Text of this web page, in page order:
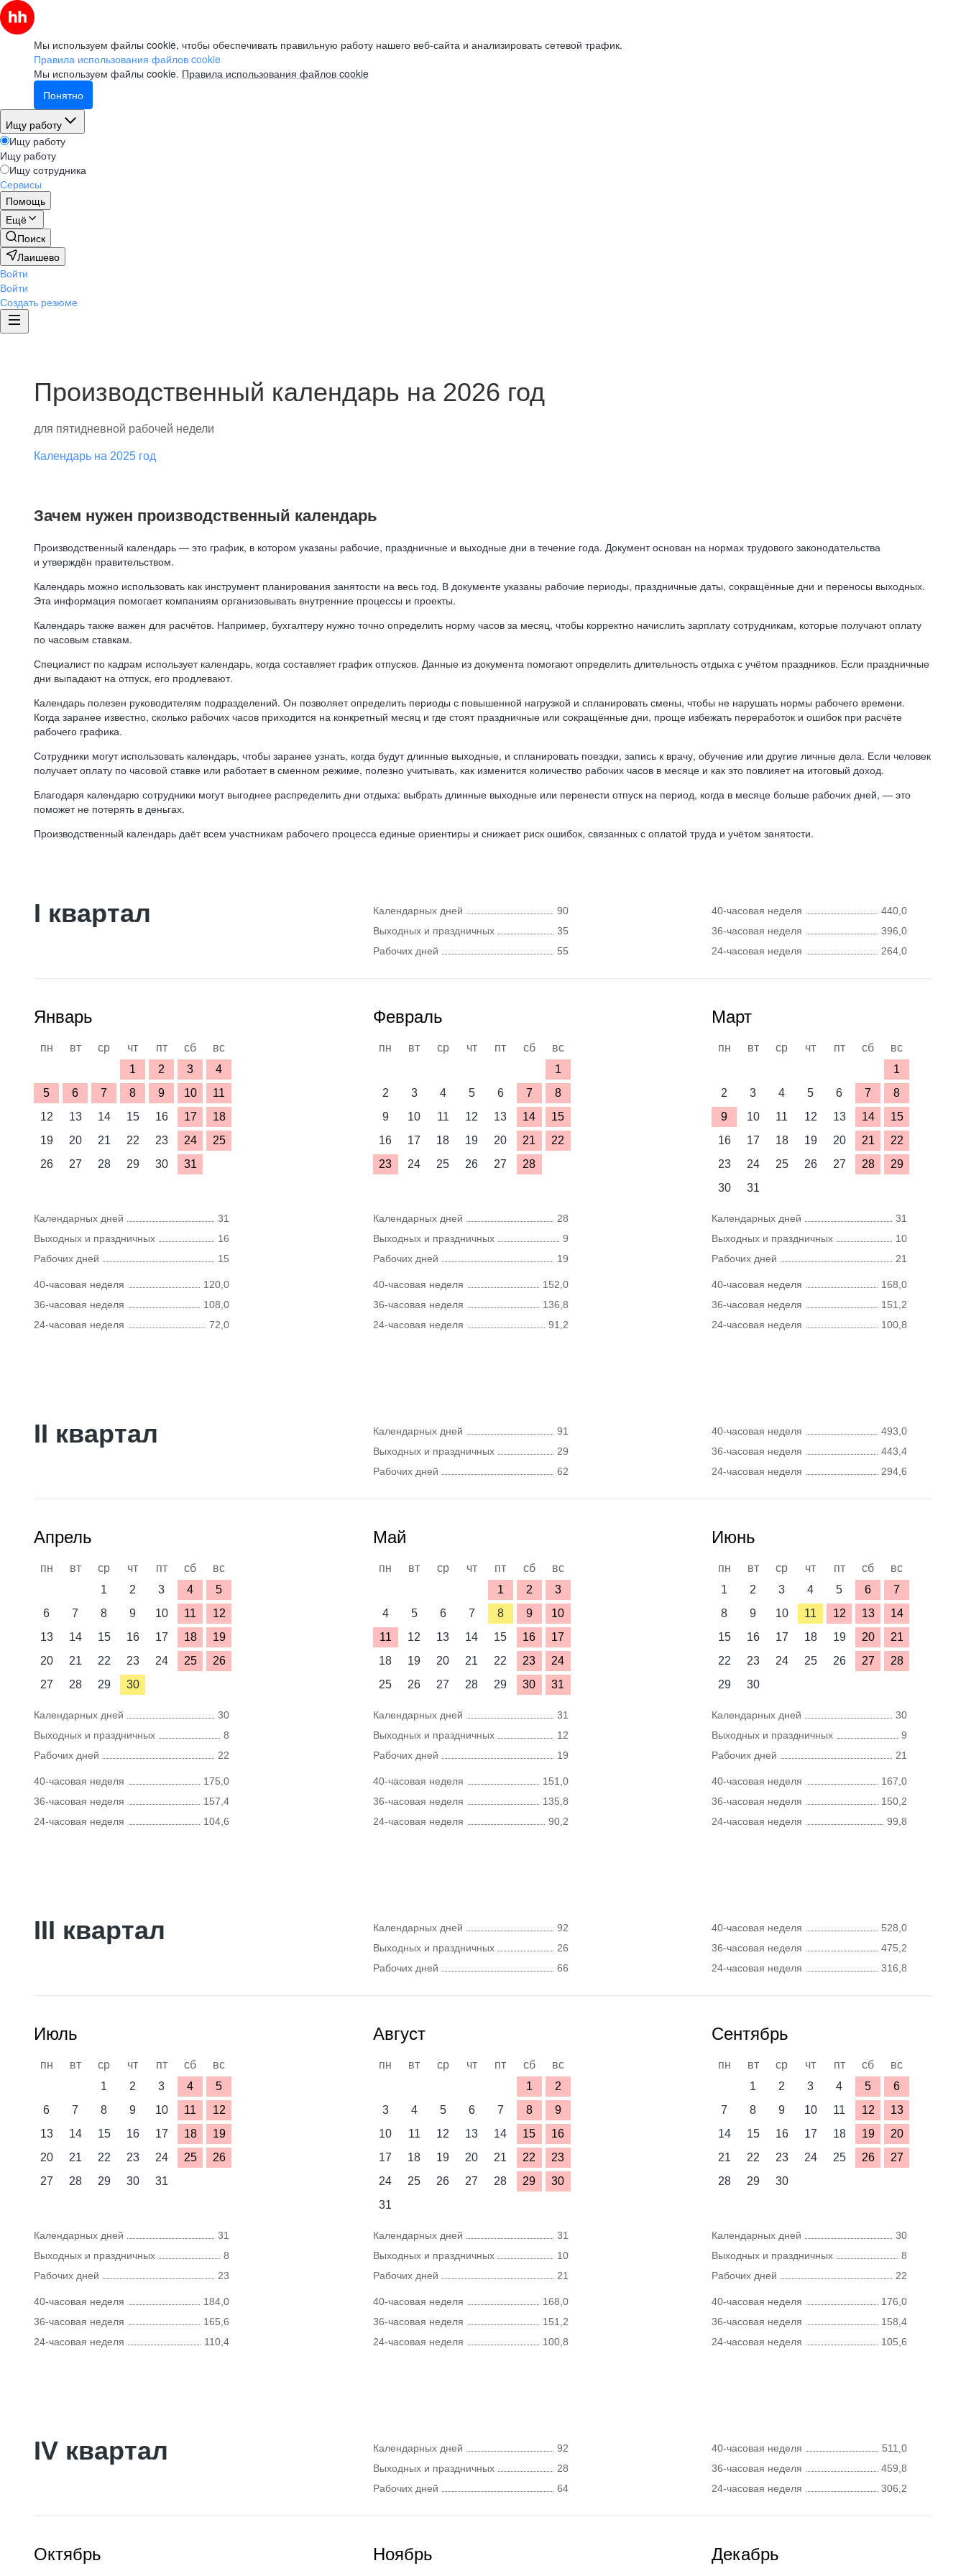
Мы используем файлы cookie, чтобы обеспечивать правильную работу нашего веб-сайта и анализировать сетевой трафик.
Правила использования файлов cookie
Мы используем файлы cookie. Правила использования файлов cookie
Понятно
Ищу работу
Ищу работу
Ищу работу
Ищу сотрудника
Сервисы
Помощь
Ещё
Поиск
Лаишево
Войти
Войти
Создать резюме
Производственный календарь на 2026 год
для пятидневной рабочей недели
Календарь на 2025 год
Зачем нужен производственный календарь
Производственный календарь — это график, в котором указаны рабочие, праздничные и выходные дни в течение года. Документ основан на нормах трудового законодательства
и утверждён правительством.
Календарь можно использовать как инструмент планирования занятости на весь год. В документе указаны рабочие периоды, праздничные даты, сокращённые дни и переносы выходных.
Эта информация помогает компаниям организовывать внутренние процессы и проекты.
Календарь также важен для расчётов. Например, бухгалтеру нужно точно определить норму часов за месяц, чтобы корректно начислить зарплату сотрудникам, которые получают оплату
по часовым ставкам.
Специалист по кадрам использует календарь, когда составляет график отпусков. Данные из документа помогают определить длительность отдыха с учётом праздников. Если праздничные
дни выпадают на отпуск, его продлевают.
Календарь полезен руководителям подразделений. Он позволяет определить периоды с повышенной нагрузкой и спланировать смены, чтобы не нарушать нормы рабочего времени.
Когда заранее известно, сколько рабочих часов приходится на конкретный месяц и где стоят праздничные или сокращённые дни, проще избежать переработок и ошибок при расчёте
рабочего графика.
Сотрудники могут использовать календарь, чтобы заранее узнать, когда будут длинные выходные, и спланировать поездки, запись к врачу, обучение или другие личные дела. Если человек
получает оплату по часовой ставке или работает в сменном режиме, полезно учитывать, как изменится количество рабочих часов в месяце и как это повлияет на итоговый доход.
Благодаря календарю сотрудники могут выгоднее распределить дни отдыха: выбрать длинные выходные или перенести отпуск на период, когда в месяце больше рабочих дней, — это
поможет не потерять в деньгах.
Производственный календарь даёт всем участникам рабочего процесса единые ориентиры и снижает риск ошибок, связанных с оплатой труда и учётом занятости.
I квартал Календарных дней
90
Выходных и праздничных
35
Рабочих дней
55
40-часовая неделя
440,0
36-часовая неделя
396,0
24-часовая неделя
264,0
Январь
пн вт ср чт пт сб
вс
1
2 3
4
5
6 7 8 9 10
11
12
13 14 15 16 17
18
19
20 21 22 23 24
25
26
27 28 29 30 31
Календарных дней
31
Выходных и праздничных
16
Рабочих дней
15
40-часовая неделя
120,0
36-часовая неделя
108,0
24-часовая неделя
72,0
Февраль
пн вт ср чт пт сб
вс
1
2
3 4 5 6 7
8
9
10 11 12 13 14
15
16
17 18 19 20 21
22
23
24 25 26 27 28
Календарных дней
28
Выходных и праздничных
9
Рабочих дней
19
40-часовая неделя
152,0
36-часовая неделя
136,8
24-часовая неделя
91,2
Март
пн вт ср чт пт сб
вс
1
2
3 4 5 6 7
8
9
10 11 12 13 14
15
16
17 18 19 20 21
22
23
24 25 26 27 28
29
30
31
Календарных дней
31
Выходных и праздничных
10
Рабочих дней
21
40-часовая неделя
168,0
36-часовая неделя
151,2
24-часовая неделя
100,8
II квартал Календарных дней
91
Выходных и праздничных
29
Рабочих дней
62
40-часовая неделя
493,0
36-часовая неделя
443,4
24-часовая неделя
294,6
Апрель
пн вт ср чт пт сб
вс
1
2 3 4
5
6
7 8 9 10 11
12
13
14 15 16 17 18
19
20
21 22 23 24 25
26
27
28 29 30
Календарных дней
30
Выходных и праздничных
8
Рабочих дней
22
40-часовая неделя
175,0
36-часовая неделя
157,4
24-часовая неделя
104,6
Май
пн вт ср чт пт сб
вс
1
2
3
4
5 6 7 8 9
10
11
12 13 14 15 16
17
18
19 20 21 22 23
24
25
26 27 28 29 30 31
Календарных дней
31
Выходных и праздничных
12
Рабочих дней
19
40-часовая неделя
151,0
36-часовая неделя
135,8
24-часовая неделя
90,2
Июнь
пн вт ср чт пт сб
вс
1
2 3 4 5 6
7
8
9 10 11 12 13
14
15
16 17 18 19 20
21
22
23 24 25 26 27
28
29
30
Календарных дней
30
Выходных и праздничных
9
Рабочих дней
21
40-часовая неделя
167,0
36-часовая неделя
150,2
24-часовая неделя
99,8
III квартал Календарных дней
92
Выходных и праздничных
26
Рабочих дней
66
40-часовая неделя
528,0
36-часовая неделя
475,2
24-часовая неделя
316,8
Июль
пн вт ср чт пт сб
вс
1
2 3 4
5
6
7 8 9 10 11
12
13
14 15 16 17 18
19
20
21 22 23 24 25
26
27
28 29 30 31
Календарных дней
31
Выходных и праздничных
8
Рабочих дней
23
40-часовая неделя
184,0
36-часовая неделя
165,6
24-часовая неделя
110,4
Август
пн вт ср чт пт сб
вс
1
2
3
4 5 6 7 8
9
10
11 12 13 14 15
16
17
18 19 20 21 22
23
24
25 26 27 28 29
30
31
Календарных дней
31
Выходных и праздничных
10
Рабочих дней
21
40-часовая неделя
168,0
36-часовая неделя
151,2
24-часовая неделя
100,8
Сентябрь
пн вт ср чт пт сб
вс
1
2 3 4 5
6
7
8 9 10 11 12
13
14
15 16 17 18 19
20
21
22 23 24 25 26
27
28
29 30
Календарных дней
30
Выходных и праздничных
8
Рабочих дней
22
40-часовая неделя
176,0
36-часовая неделя
158,4
24-часовая неделя
105,6
IV квартал Календарных дней
92
Выходных и праздничных
28
Рабочих дней
64
40-часовая неделя
511,0
36-часовая неделя
459,8
24-часовая неделя
306,2
Октябрь Ноябрь Декабрь